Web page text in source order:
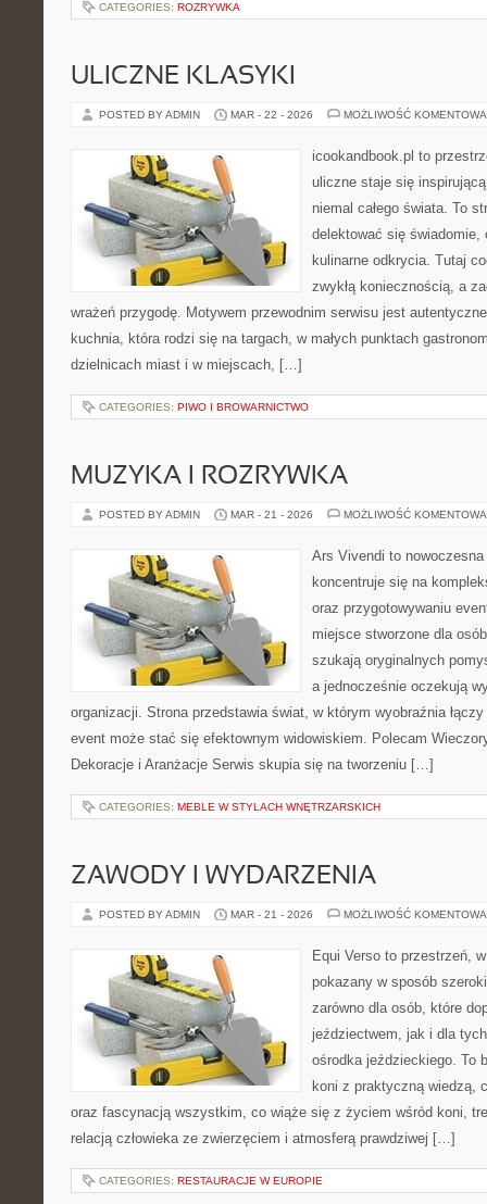
CATEGORIES: ROZRYWKA
ULICZNE KLASYKI
POSTED BY ADMIN MAR - 22 - 2026 MOŻLIWOŚĆ
icookandbook.pl to
uliczne staje się
niemal całego świata. To
delektować się
kulinarne odkrycia. Tutaj
zwykłą koniecznością, a
wrażeń przygodę. Motywem przewodnim serwisu jest
kuchnia, która rodzi się na targach, w małych punktach
dzielnicach miast i w miejscach, […]
CATEGORIES: PIWO I BROWARNICTWO
MUZYKA I ROZRYWKA
POSTED BY ADMIN MAR - 21 - 2026 MOŻLIWOŚĆ
Ars Vivendi to
koncentruje się na
oraz przygotowywaniu
miejsce stworzone dla
szukają oryginalnych
a jednocześnie oczekują
organizacji. Strona przedstawia świat, w którym wyobraźnia
event może stać się efektownym widowiskiem. Polecam
Dekoracje i Aranżacje Serwis skupia się na tworzeniu […]
CATEGORIES: MEBLE W STYLACH WNĘTRZARSKICH
ZAWODY I WYDARZENIA
POSTED BY ADMIN MAR - 21 - 2026 MOŻLIWOŚĆ
Equi Verso to przestrzeń,
pokazany w sposób
zarówno dla osób, które
jeździectwem, jak i dla
ośrodka jeździeckiego. To
koni z praktyczną wiedzą,
oraz fascynacją wszystkim, co wiąże się z życiem wśród koni,
relacją człowieka ze zwierzęciem i atmosferą prawdziwej […]
CATEGORIES: RESTAURACJE W EUROPIE